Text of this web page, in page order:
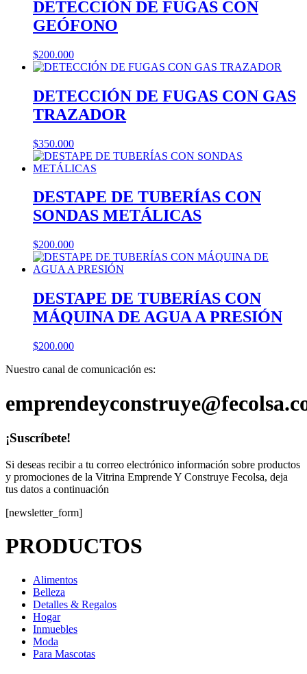
DETECCIÓN DE FUGAS CON
GEÓFONO
$200.000
DETECCIÓN DE FUGAS CON GAS
TRAZADOR
$350.000
DESTAPE DE TUBERÍAS CON
SONDAS METÁLICAS
$200.000
DESTAPE DE TUBERÍAS CON
MÁQUINA DE AGUA A PRESIÓN
$200.000
Nuestro canal de comunicación es:
¡Suscríbete!
Si deseas recibir a tu correo electrónico información sobre productos
y promociones de la Vitrina Emprende Y Construye Fecolsa, deja
tus datos a continuación
[newsletter_form]
PRODUCTOS
Alimentos
Belleza
Detalles & Regalos
Hogar
Inmuebles
Moda
Para Mascotas